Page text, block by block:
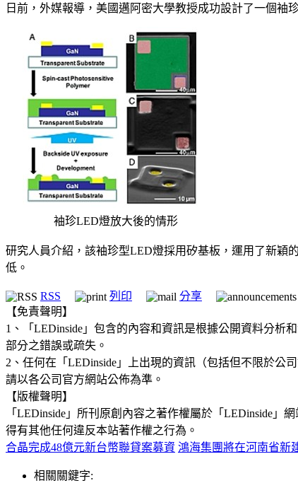
日前，外媒報導，美國邁阿密大學教授成功設計了一個
袖珍LED燈放大後的情形
研究人員介紹，該袖珍型LED燈採用矽基板，運用了新穎
低。
RSS 列印 分享
【免責聲明】
1、「LEDinside」包含的內容和資訊是根據公開資料分析
部分之錯誤或疏失。
2、任何在「LEDinside」上出現的資訊（包括但不限於公
請以各公司官方網站公佈為準。
【版權聲明】
「LEDinside」所刊原創內容之著作權屬於「LEDinside
得有其他任何違反本站著作權之行為。
合晶完成48億元新台幣聯貸案募資 鴻海集團將在河南省新
相關關鍵字: